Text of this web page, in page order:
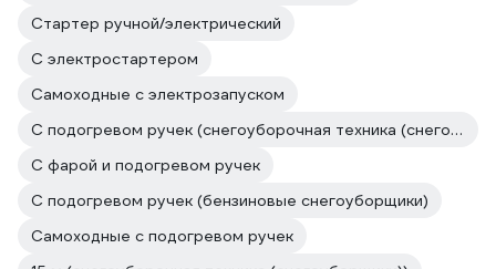
Стартер ручной/электрический
С электростартером
Самоходные с электрозапуском
С подогревом ручек (снегоуборочная техника (снегоуборщики))
С фарой и подогревом ручек
С подогревом ручек (бензиновые снегоуборщики)
Самоходные с подогревом ручек